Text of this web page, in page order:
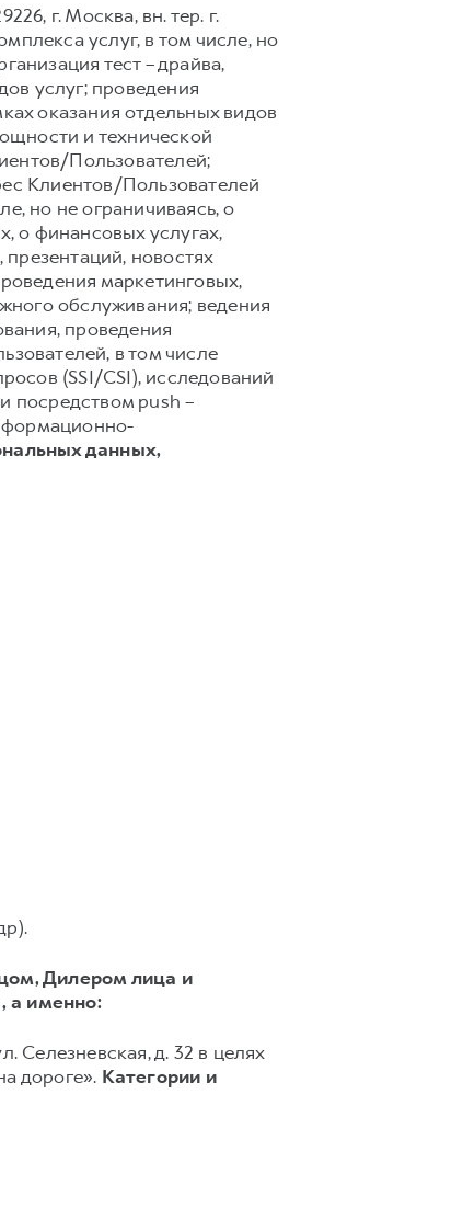
г. Москва, вн. тер. г.
услуг, в том числе, но
тест – драйва,
услуг; проведения
оказания отдельных видов
и технической
Пользователей;
Клиентов/Пользователей
но не ограничиваясь, о
о финансовых услугах,
новостях
маркетинговых,
обслуживания; ведения
проведения
в том числе
(SSI/CSI), исследований
посредством push –
данных,
Дилером лица и
а именно:
Селезневская, д. 32 в целях
дороге». Категории и